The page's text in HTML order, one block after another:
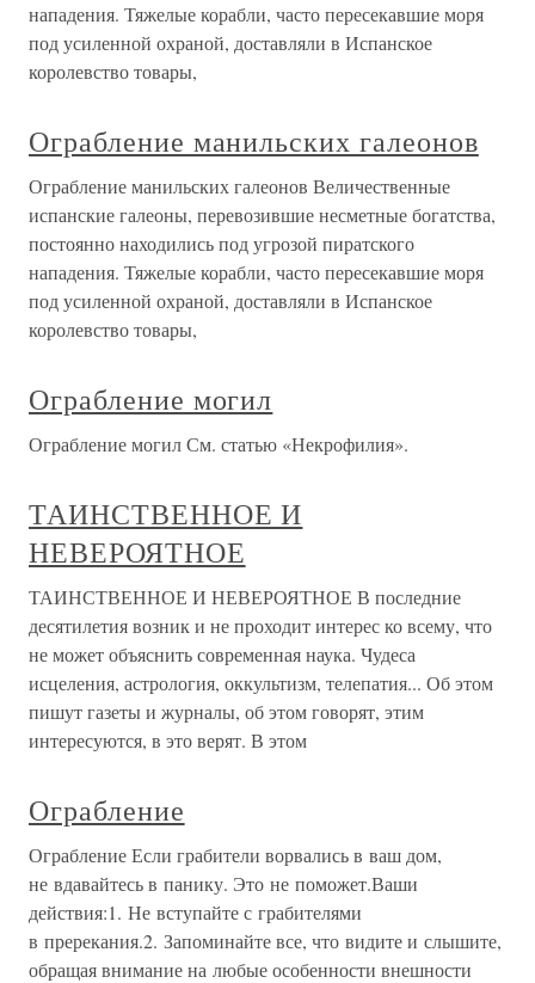
нападения. Тяжелые корабли, часто пересекавшие моря
под усиленной охраной, доставляли в Испанское
королевство товары,
Ограбление манильских галеонов
Ограбление манильских галеонов Величественные
испанские галеоны, перевозившие несметные богатства,
постоянно находились под угрозой пиратского
нападения. Тяжелые корабли, часто пересекавшие моря
под усиленной охраной, доставляли в Испанское
королевство товары,
Ограбление могил
Ограбление могил См. статью «Некрофилия».
ТАИНСТВЕННОЕ И
НЕВЕРОЯТНОЕ
ТАИНСТВЕННОЕ И НЕВЕРОЯТНОЕ В последние
десятилетия возник и не проходит интерес ко всему, что
не может объяснить современная наука. Чудеса
исцеления, астрология, оккультизм, телепатия... Об этом
пишут газеты и журналы, об этом говорят, этим
интересуются, в это верят. В этом
Ограбление
Ограбление Если грабители ворвались в ваш дом,
не вдавайтесь в панику. Это не поможет.Ваши
действия:1. Не вступайте с грабителями
в пререкания.2. Запоминайте все, что видите и слышите,
обращая внимание на любые особенности внешности